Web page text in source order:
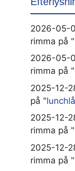
2026-05-
rimma på "
2026-05-
rimma på "
2025-12-
på "
2025-12-
rimma på "
2025-12-
rimma på "